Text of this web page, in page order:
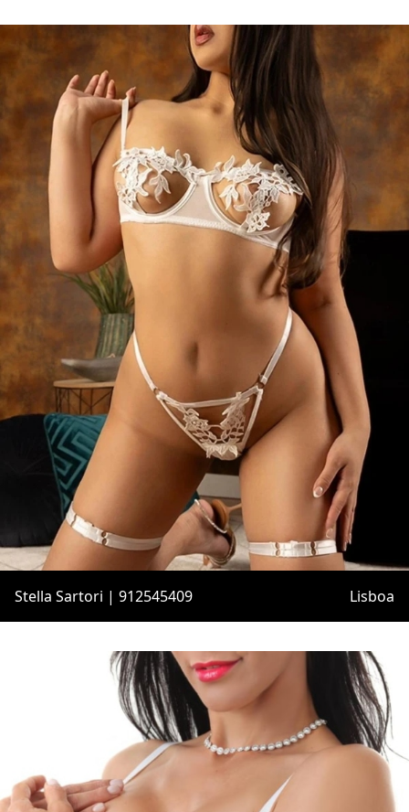
Stella Sartori | 912545409 Lisboa